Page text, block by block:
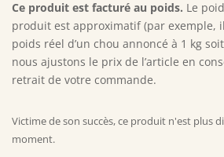
Ce produit est facturé au poids. Le
produit est approximatif (par exemple,
poids réel d’un chou annoncé à 1 kg
nous ajustons le prix de l’article en
retrait de votre commande.
Victime de son succès, ce produit n'est plus
moment.